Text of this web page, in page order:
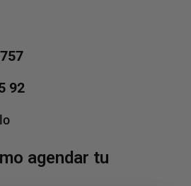
92
agendar tu